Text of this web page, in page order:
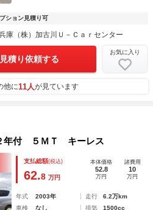
ション見積り可
庫（株）加古川Ｕ－Ｃａｒセンター
積り依頼する
お気に入り
他に11人が見ています
年付 ５ＭＴ キーレス
支払総額(税込)
62.8 万円
本体価格
52.8
万円
諸費用
10
万円
年式 2003年 走行
6.2万km
車検
なし 排気 1500cc